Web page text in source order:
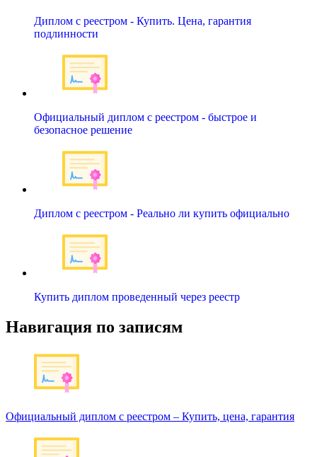
Диплом с реестром - Купить. Цена, гарантия
подлинности
Официальный диплом с реестром - быстрое и
безопасное решение
Диплом с реестром - Реально ли купить официально
Купить диплом проведенный через реестр
Навигация по записям
Официальный диплом с реестром – Купить, цена, гарантия